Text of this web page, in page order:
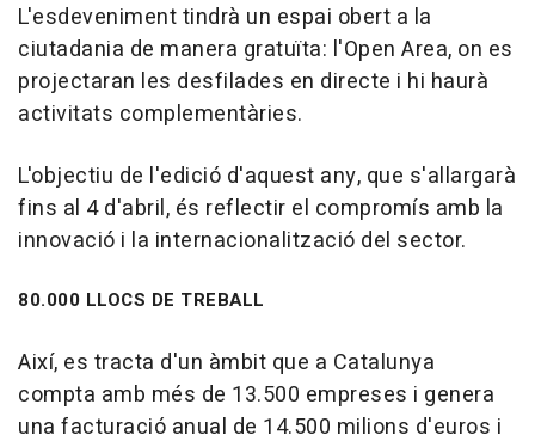
L'esdeveniment tindrà un espai obert a la
ciutadania de manera gratuïta: l'Open Area, on es
projectaran les desfilades en directe i hi haurà
activitats complementàries.
L'objectiu de l'edició d'aquest any, que s'allargarà
fins al 4 d'abril, és reflectir el compromís amb la
innovació i la internacionalització del sector.
80.000 LLOCS DE TREBALL
Així, es tracta d'un àmbit que a Catalunya
compta amb més de 13.500 empreses i genera
una facturació anual de 14.500 milions d'euros i